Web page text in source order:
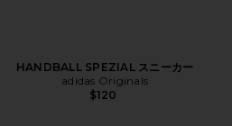
HANDBALL SPEZIAL スニーカー
adidas Originals
$120